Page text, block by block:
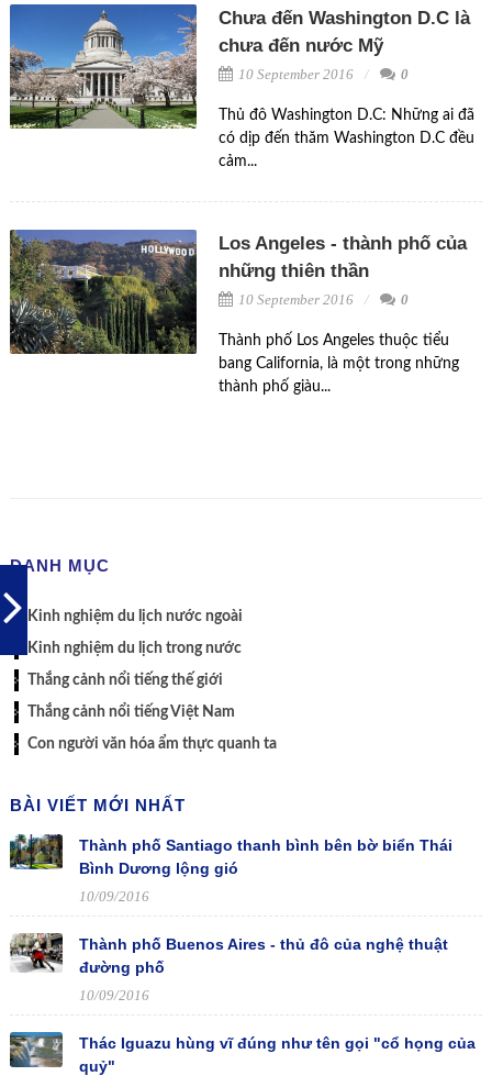
Chưa đến Washington D.C là
chưa đến nước Mỹ
10 September 2016 0
Thủ đô Washington D.C: Những ai đã
có dịp đến thăm Washington D.C đều
cảm...
Los Angeles - thành phố của
những thiên thần
10 September 2016 0
Thành phố Los Angeles thuộc tiểu
bang California, là một trong những
thành phố giàu...
DANH MỤC
Kinh nghiệm du lịch nước ngoài
Kinh nghiệm du lịch trong nước
Thắng cảnh nổi tiếng thế giới
Thắng cảnh nổi tiếng Việt Nam
Con người văn hóa ẩm thực quanh ta
BÀI VIẾT MỚI NHẤT
Thành phố Santiago thanh bình bên bờ biển Thái
Bình Dương lộng gió
10/09/2016
Thành phố Buenos Aires - thủ đô của nghệ thuật
đường phố
10/09/2016
Thác Iguazu hùng vĩ đúng như tên gọi "cổ họng của
quỷ"